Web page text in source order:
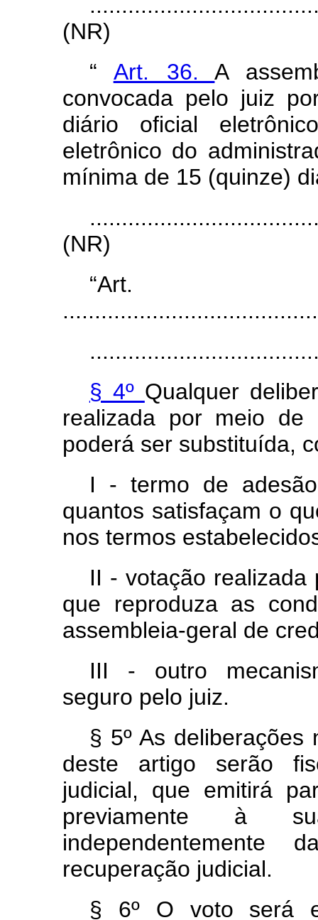
(NR)
“ Art. 36.A
convocada pelo juiz
diário oficial
eletrônico do
mínima de 15 (quinze)
(NR)
§ 4º Qualquer
realizada por meio de
poderá ser substituída,
I - termo de
quantos satisfaçam o
nos termos
II - votação
que reproduza as
assembleia-geral de
III - outro
seguro pelo juiz.
§ 5º As
deste artigo serão
judicial, que emitirá
previamente à
recuperação judicial.
§ 6º O voto será